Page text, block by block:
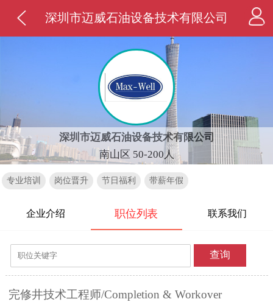
深圳市迈威石油设备技术有限公司
深圳市迈威石油设备技术有限公司
南山区 50-200人
专业培训 岗位晋升 节日福利 带薪年假
企业介绍 职位列表 联系我们
查询
完修井技术工程师/Completion & Workover